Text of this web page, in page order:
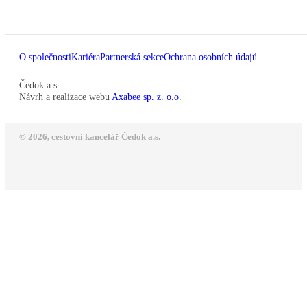
O společnostiKariéraPartnerská sekceOchrana osobních údajů
Čedok a.s
Návrh a realizace webu Axabee sp. z. o.o.
© 2026, cestovní kancelář Čedok a.s.